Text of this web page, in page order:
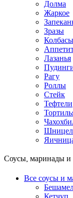
Долма
Жаркое
Зразы
Колбасы
Лазанья
Рагу
Роллы
Стейк
Тефтели
Соусы, маринады
Все соусы и